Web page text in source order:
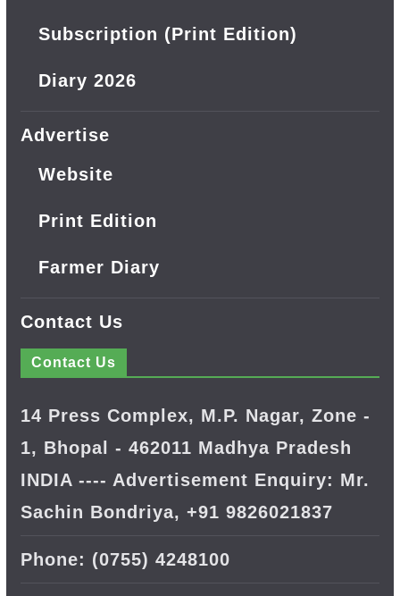
Subscription (Print Edition)
Diary 2026
Advertise
Website
Print Edition
Farmer Diary
Contact Us
Contact Us
14 Press Complex, M.P. Nagar, Zone -
1, Bhopal - 462011 Madhya Pradesh
INDIA ---- Advertisement Enquiry: Mr.
Sachin Bondriya, +91 9826021837
Phone: (0755) 4248100